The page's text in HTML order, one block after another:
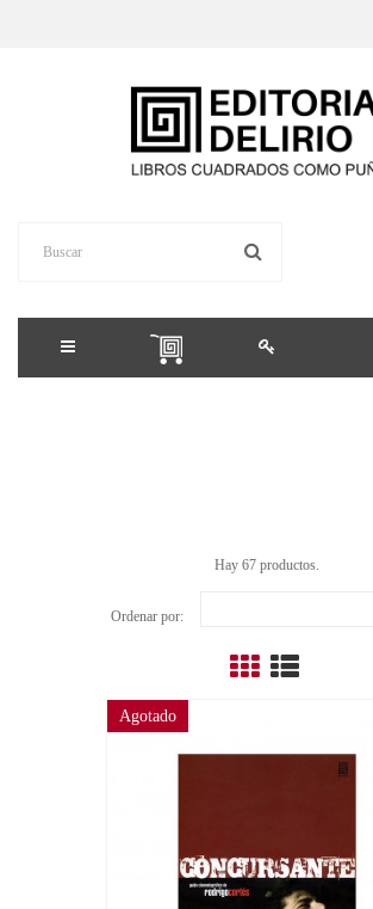
Hay 67 productos.
Ordenar por:
Agotado